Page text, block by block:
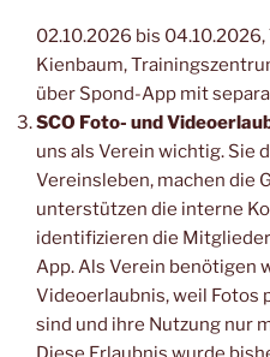
02.10.2026 bis
Kienbaum,
über Spond-App mit
SCO Foto- und
uns als Verein wichtig. Sie
Vereinsleben, machen die
unterstützen die interne
identifizieren die
App. Als Verein benötigen
Videoerlaubnis, weil Fotos
sind und ihre Nutzung nur